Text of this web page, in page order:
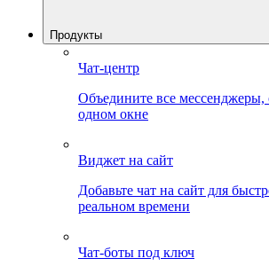
Продукты
Чат-центр
Объедините все мессенджеры,
одном окне
Виджет на сайт
Добавьте чат на сайт для
реальном времени
Чат-боты под ключ